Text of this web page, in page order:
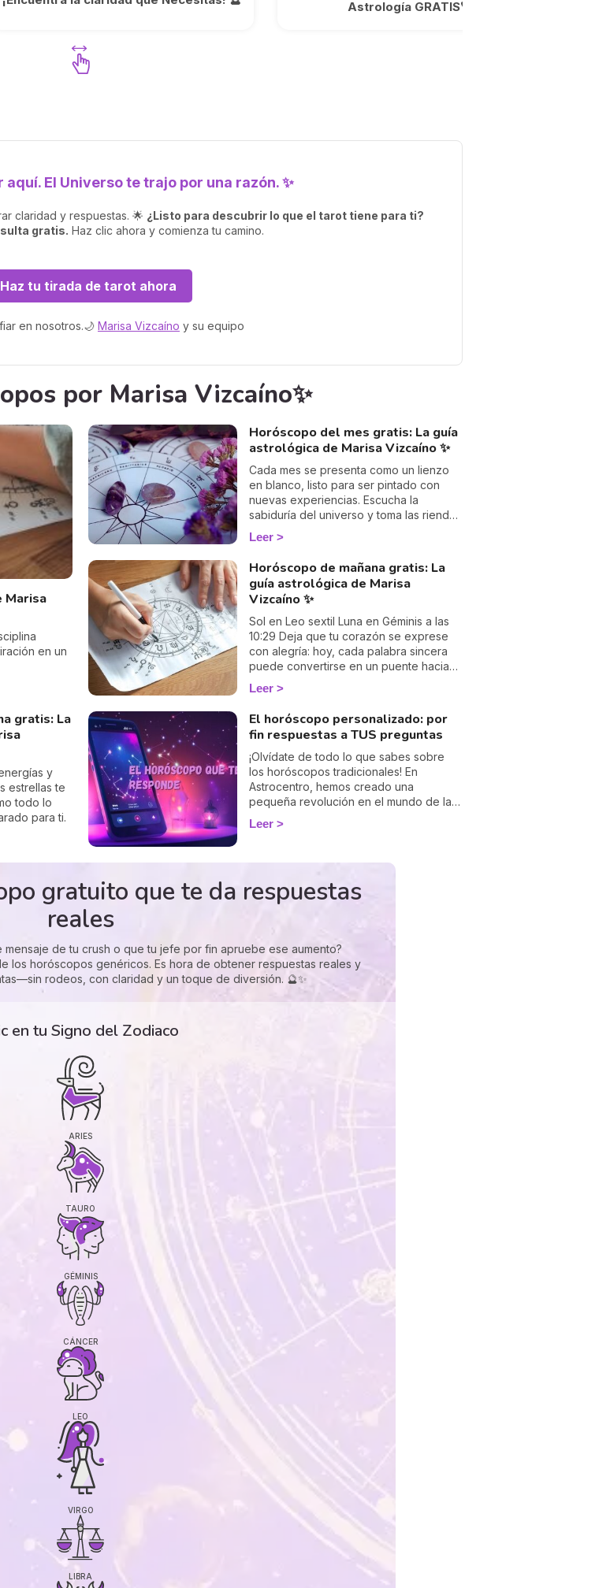
Astrología GRATIS🪐
aquí. El Universo te trajo por una razón. ✨
claridad y respuestas. 🌟 ¿Listo para descubrir lo que el tarot tiene para ti?
gratis. Haz clic ahora y comienza tu camino.
tu tirada de tarot ahora
en nosotros.🌙 Marisa Vizcaíno y su equipo
por Marisa Vizcaíno✨
Marisa
en un
Horóscopo del mes gratis: La guía
astrológica de Marisa Vizcaíno ✨
Cada mes se presenta como un lienzo
en blanco, listo para ser pintado con
nuevas experiencias. Escucha la
sabiduría del universo y toma las riendas
de tu destino, aprovechando cada
oportunidad que se cruce en tu camino.
Leer
Horóscopo de mañana gratis: La
guía astrológica de Marisa
Vizcaíno ✨
Sol en Leo sextil Luna en Géminis a las
10:29 Deja que tu corazón se exprese
con alegría: hoy, cada palabra sincera
puede convertirse en un puente hacia
una conexión más luminosa con tu alma
y con los demás.
Leer
gratis: La
y
estrellas te
todo lo
para ti.
El horóscopo personalizado: por
fin respuestas a TUS preguntas
¡Olvídate de todo lo que sabes sobre
los horóscopos tradicionales! En
Astrocentro, hemos creado una
pequeña revolución en el mundo de la
astrología: un horóscopo personalizado
que no se contenta con hablarte de
aprovechar", sino que responde
preocupa.
Leer
gratuito que te da respuestas
reales
mensaje de tu crush o que tu jefe por fin apruebe ese aumento?
los horóscopos genéricos. Es hora de obtener respuestas reales y
rodeos, con claridad y un toque de diversión. 🔮✨
en tu Signo del Zodiaco
ARIES
TAURO
GÉMINIS
CÁNCER
LEO
VIRGO
LIBRA